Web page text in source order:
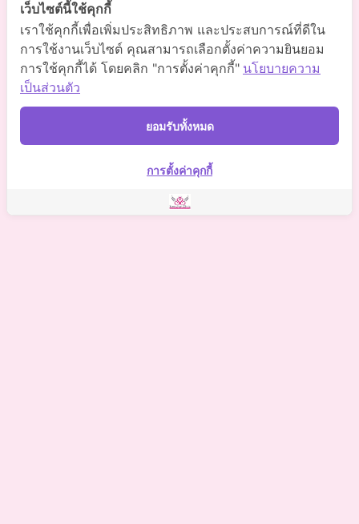
Somchaiclinic
Somchaiclinic
Somchai Clinic
2021 Somchai Clinic. All Rights Reserved. Powered by
เว็บไซต์นี้ใช้คุกกี้
เราใช้คุกกี้เพื่อเพิ่มประสิทธิภาพ และประสบการณ์ที่ดีใน
การใช้งานเว็บไซต์ คุณสามารถเลือกตั้งค่าความยินยอม
การใช้คุกกี้ได้ โดยคลิก "การตั้งค่าคุกกี้" นโยบายความ
เป็นส่วนตัว
ยอมรับทั้งหมด
การตั้งค่าคุกกี้